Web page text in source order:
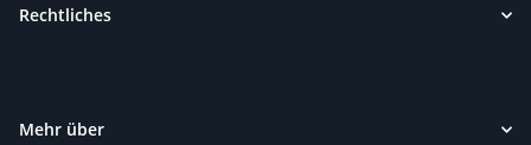
Rechtliches
Mehr über